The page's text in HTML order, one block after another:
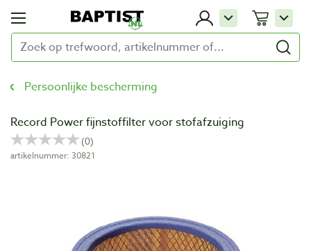
Persoonlijke bescherming
Record Power fijnstoffilter voor stofafzuiging
artikelnummer: 30821